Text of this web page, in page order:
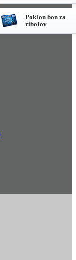
Poklon bon za
ribolov